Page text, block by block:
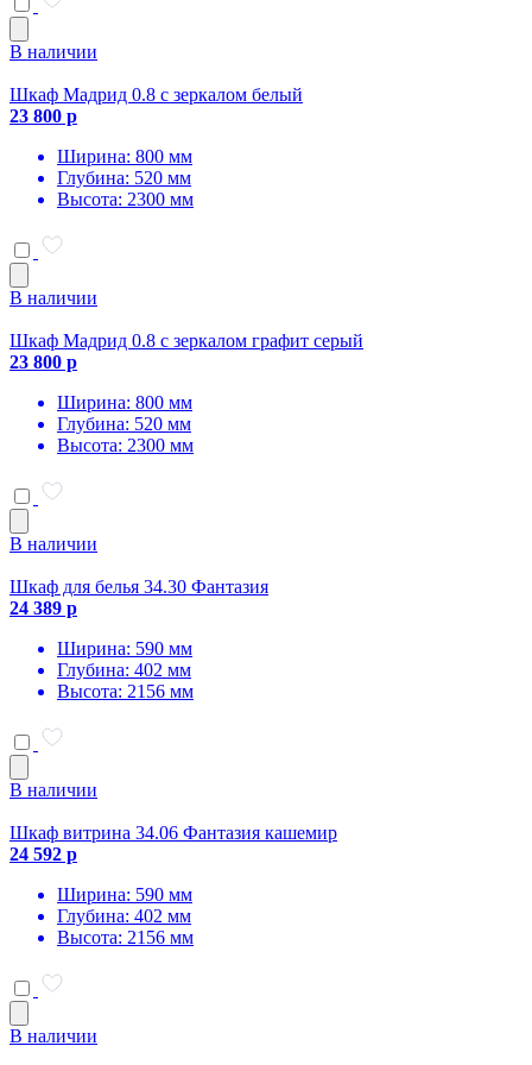
В наличии
Шкаф Мадрид 0.8 с зеркалом белый
23 800 р
Ширина: 800 мм
Глубина: 520 мм
Высота: 2300 мм
В наличии
Шкаф Мадрид 0.8 с зеркалом графит серый
23 800 р
Ширина: 800 мм
Глубина: 520 мм
Высота: 2300 мм
В наличии
Шкаф для белья 34.30 Фантазия
24 389 р
Ширина: 590 мм
Глубина: 402 мм
Высота: 2156 мм
В наличии
Шкаф витрина 34.06 Фантазия кашемир
24 592 р
Ширина: 590 мм
Глубина: 402 мм
Высота: 2156 мм
В наличии